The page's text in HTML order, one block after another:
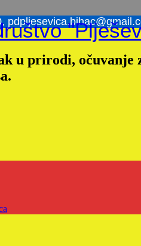
u prirodi,